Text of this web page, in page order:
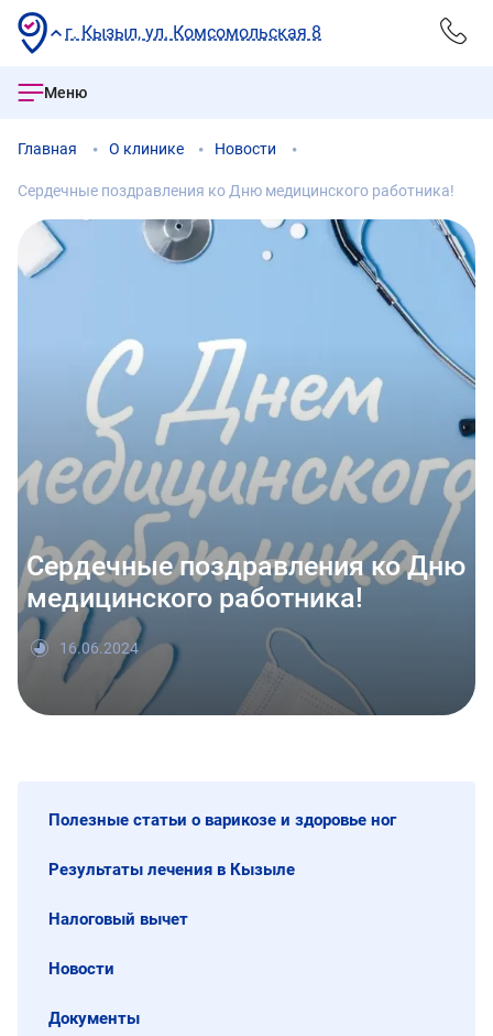
г. Кызыл, ул. Комсомольская 8
Меню
Главная О клинике Новости
Сердечные поздравления ко Дню медицинского работника!
Сердечные поздравления ко Дню
медицинского работника!
16.06.2024
Полезные статьи о варикозе и здоровье ног
Результаты лечения в Кызыле
Налоговый вычет
Новости
Документы